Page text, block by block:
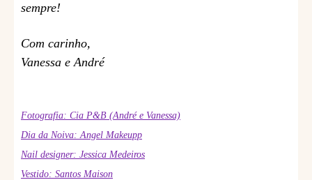
sempre!
Com carinho,
Vanessa e André
Fotografia: Cia P&B (André e Vanessa)
Dia da Noiva: Angel Makeupp
Nail designer: Jessica Medeiros
Vestido: Santos Maison